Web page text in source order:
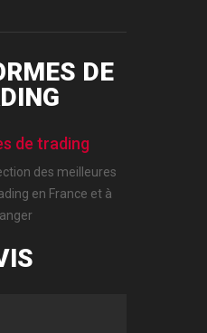
DE
de trading
des meilleures
en France et à